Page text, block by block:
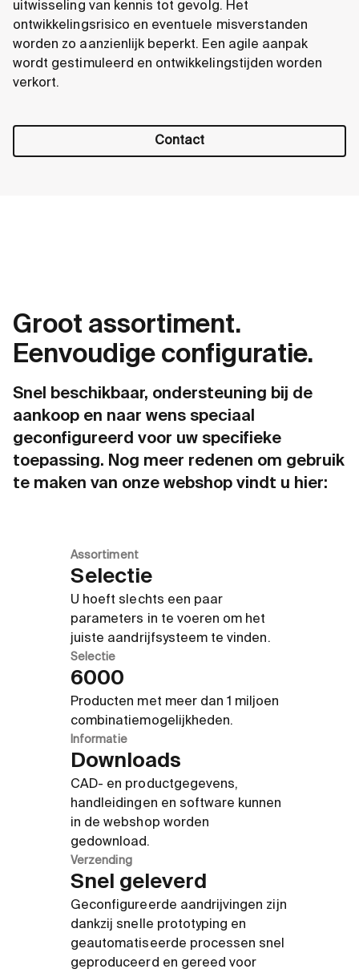
uitwisseling van kennis tot gevolg. Het
ontwikkelingsrisico en eventuele misverstanden
worden zo aanzienlijk beperkt. Een agile aanpak
wordt gestimuleerd en ontwikkelingstijden worden
verkort.
Contact
Groot assortiment.
Eenvoudige configuratie.
Snel beschikbaar, ondersteuning bij de
aankoop en naar wens speciaal
geconfigureerd voor uw specifieke
toepassing. Nog meer redenen om gebruik
te maken van onze webshop vindt u hier:
Assortiment
Selectie
U hoeft slechts een paar
parameters in te voeren om het
juiste aandrijfsysteem te vinden.
Selectie
6000
Producten met meer dan 1 miljoen
combinatiemogelijkheden.
Informatie
Downloads
CAD- en productgegevens,
handleidingen en software kunnen
in de webshop worden
gedownload.
Verzending
Snel geleverd
Geconfigureerde aandrijvingen zijn
dankzij snelle prototyping en
geautomatiseerde processen snel
geproduceerd en gereed voor